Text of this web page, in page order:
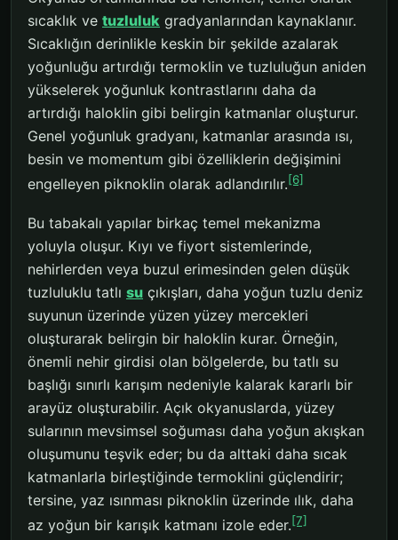
sıcaklık ve tuzluluk gradyanlarından kaynaklanır.
Sıcaklığın derinlikle keskin bir şekilde azalarak
yoğunluğu artırdığı termoklin ve tuzluluğun aniden
yükselerek yoğunluk kontrastlarını daha da
artırdığı haloklin gibi belirgin katmanlar oluşturur.
Genel yoğunluk gradyanı, katmanlar arasında ısı,
besin ve momentum gibi özelliklerin değişimini
engelleyen piknoklin olarak adlandırılır.[6]
Bu tabakalı yapılar birkaç temel mekanizma
yoluyla oluşur. Kıyı ve fiyort sistemlerinde,
nehirlerden veya buzul erimesinden gelen düşük
tuzluluklu tatlı su çıkışları, daha yoğun tuzlu deniz
suyunun üzerinde yüzen yüzey mercekleri
oluşturarak belirgin bir haloklin kurar. Örneğin,
önemli nehir girdisi olan bölgelerde, bu tatlı su
başlığı sınırlı karışım nedeniyle kalarak kararlı bir
arayüz oluşturabilir. Açık okyanuslarda, yüzey
sularının mevsimsel soğuması daha yoğun akışkan
oluşumunu teşvik eder; bu da alttaki daha sıcak
katmanlarla birleştiğinde termoklini güçlendirir;
tersine, yaz ısınması piknoklin üzerinde ılık, daha
az yoğun bir karışık katmanı izole eder.[7]